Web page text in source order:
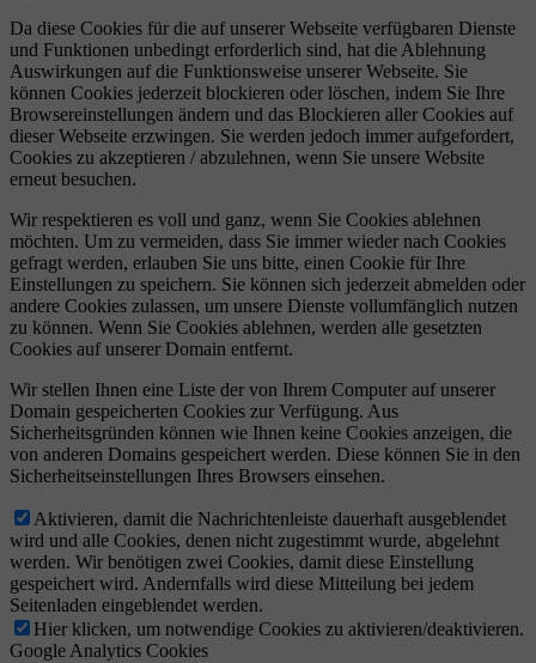
Da diese Cookies für die auf unserer Webseite verfügbaren Dienste
und Funktionen unbedingt erforderlich sind, hat die Ablehnung
Auswirkungen auf die Funktionsweise unserer Webseite. Sie
können Cookies jederzeit blockieren oder löschen, indem Sie Ihre
Browsereinstellungen ändern und das Blockieren aller Cookies auf
dieser Webseite erzwingen. Sie werden jedoch immer aufgefordert,
Cookies zu akzeptieren / abzulehnen, wenn Sie unsere Website
erneut besuchen.
Wir respektieren es voll und ganz, wenn Sie Cookies ablehnen
möchten. Um zu vermeiden, dass Sie immer wieder nach Cookies
gefragt werden, erlauben Sie uns bitte, einen Cookie für Ihre
Einstellungen zu speichern. Sie können sich jederzeit abmelden oder
andere Cookies zulassen, um unsere Dienste vollumfänglich nutzen
zu können. Wenn Sie Cookies ablehnen, werden alle gesetzten
Cookies auf unserer Domain entfernt.
Wir stellen Ihnen eine Liste der von Ihrem Computer auf unserer
Domain gespeicherten Cookies zur Verfügung. Aus
Sicherheitsgründen können wie Ihnen keine Cookies anzeigen, die
von anderen Domains gespeichert werden. Diese können Sie in den
Sicherheitseinstellungen Ihres Browsers einsehen.
Aktivieren, damit die Nachrichtenleiste dauerhaft ausgeblendet
wird und alle Cookies, denen nicht zugestimmt wurde, abgelehnt
werden. Wir benötigen zwei Cookies, damit diese Einstellung
gespeichert wird. Andernfalls wird diese Mitteilung bei jedem
Seitenladen eingeblendet werden.
Hier klicken, um notwendige Cookies zu aktivieren/deaktivieren.
Google Analytics Cookies